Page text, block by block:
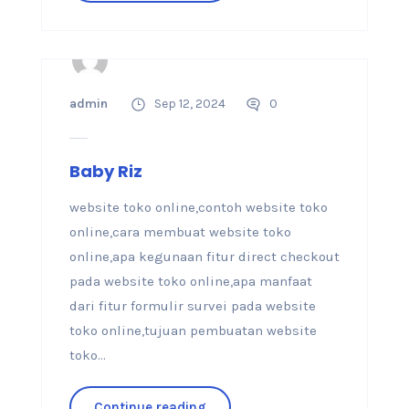
admin Sep 12, 2024 0
Baby Riz
website toko online,contoh website toko
online,cara membuat website toko
online,apa kegunaan fitur direct checkout
pada website toko online,apa manfaat
dari fitur formulir survei pada website
toko online,tujuan pembuatan website
toko...